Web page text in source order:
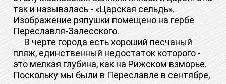
так и называлась - «Царская сельдь».
Изображение ряпушки помещено на гербе
Переславля-Залесского.
В черте города есть хороший песчаный
пляж, единственный недостаток которого -
это мелкая глубина, как на Рижском взморье.
Поскольку мы были в Переславле в сентябре,